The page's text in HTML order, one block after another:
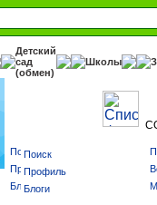
Детский
сад
(обмен)
Школы
Поиск
Профиль
Блоги